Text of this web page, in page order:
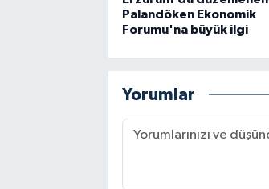
Palandöken Ekonomik
Forumu'na büyük ilgi
Yorumlar